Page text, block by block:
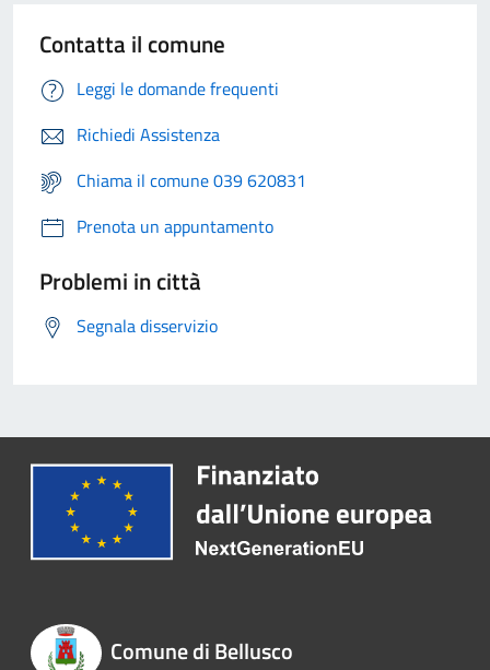
Contatta il comune
Leggi le domande frequenti
Richiedi Assistenza
Chiama il comune 039 620831
Prenota un appuntamento
Problemi in città
Segnala disservizio
Comune di Bellusco